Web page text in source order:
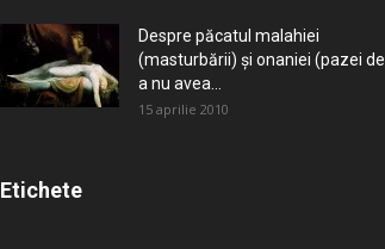
Despre păcatul malahiei
(masturbării) şi onaniei (pazei de
a nu avea...
15 aprilie 2010
Etichete